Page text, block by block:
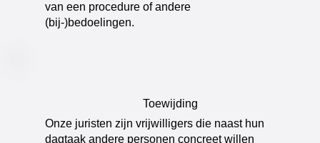
van een procedure of andere
(bij-)bedoelingen.
Toewijding
​Onze juristen zijn vrijwilligers die naast hun
dagtaak andere personen concreet willen